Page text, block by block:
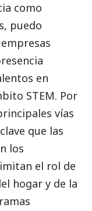
como
puedo
en
STEM. Por
vías
que las
los
el rol de
hogar y de la